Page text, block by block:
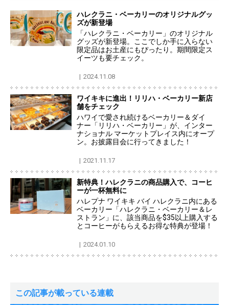
ハレクラニ・ベーカリーのオリジナルグッ
ズが新登場
「ハレクラニ・ベーカリー」のオリジナル
グッズが新登場。ここでしか手に入らない
限定品はお土産にもぴったり。期間限定ス
イーツも要チェック。
2024.11.08
ワイキキに進出！リリハ・ベーカリー新店
舗をチェック
ハワイで愛され続けるベーカリー＆ダイ
ナー「リリハ・ベーカリー」が、インター
ナショナル マーケットプレイス内にオープ
ン。お披露目会に行ってきました！
2021.11.17
新特典！ハレクラニの商品購入で、コーヒ
ーが一杯無料に
ハレプナ ワイキキ バイ ハレクラニ内にある
ベーカリー「ハレクラニ・ベーカリー＆レ
ストラン」に、該当商品を$35以上購入する
とコーヒーがもらえるお得な特典が登場！
2024.01.10
この記事が載っている連載